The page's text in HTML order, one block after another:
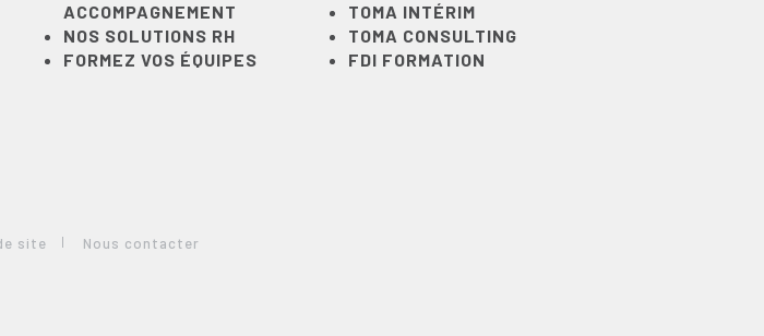
ACCOMPAGNEMENT
NOS SOLUTIONS RH
FORMEZ VOS ÉQUIPES
TOMA INTÉRIM
TOMA CONSULTING
FDI FORMATION
site Nous contacter